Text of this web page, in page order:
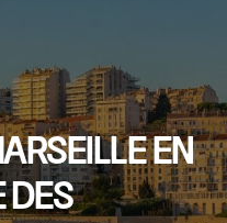
en
des